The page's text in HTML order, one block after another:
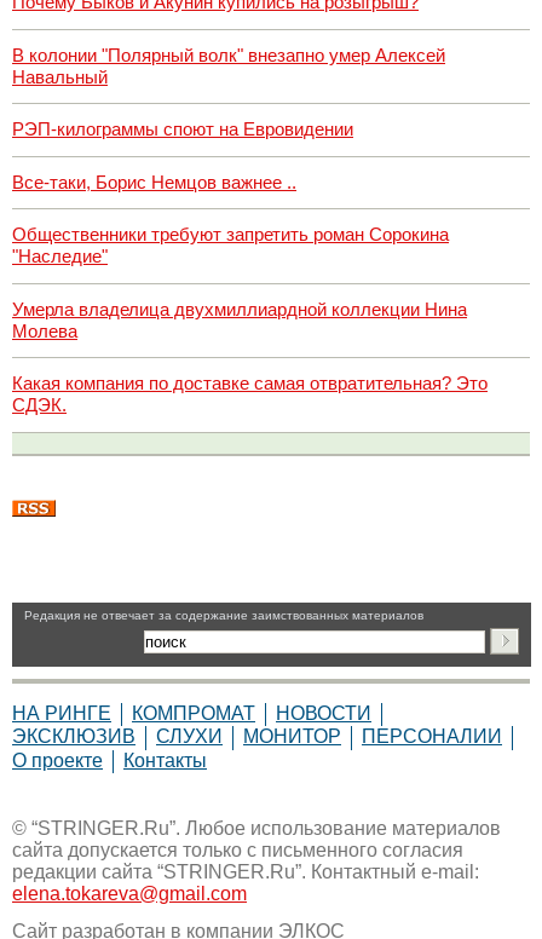
В колонии "Полярный волк" внезапно умер Алексей
Навальный
РЭП-килограммы споют на Евровидении
Все-таки, Борис Немцов важнее ..
Общественники требуют запретить роман Сорокина
"Наследие"
Умерла владелица двухмиллиардной коллекции Нина
Молева
Какая компания по доставке самая отвратительная? Это
СДЭК.
Pедакция не отвечает за содержание заимствованных материалов
НА РИНГЕ КОМПРОМАТ
НОВОСТИ
ЭКСКЛЮЗИВ
СЛУХИ МОНИТОР
ПЕРСОНАЛИИ
О проекте
Контакты
© “STRINGER.Ru”. Любое использование материалов
сайта допускается только с письменного согласия
редакции сайта “STRINGER.Ru”. Контактный e-mail:
elena.tokareva@gmail.com
Сайт разработан в компании ЭЛКОС